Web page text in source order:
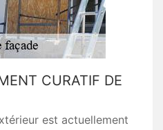
CURATIF DE
est actuellement